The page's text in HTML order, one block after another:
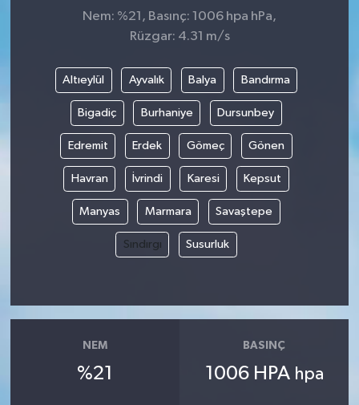
Nem: %21, Basınç: 1006 hpa hPa,
Rüzgar: 4.31 m/s
Altıeylül Ayvalık Balya Bandırma
Bigadiç Burhaniye Dursunbey
Edremit Erdek Gömeç Gönen
Havran İvrindi Karesi Kepsut
Manyas Marmara Savaştepe
Sındırgı Susurluk
NEM
%21
BASINÇ
1006 HPA hpa